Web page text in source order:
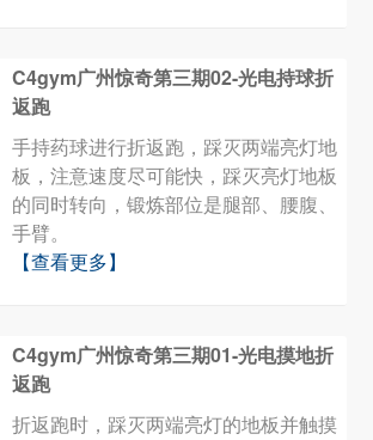
C4gym广州惊奇第三期02-光电持球折
返跑
手持药球进行折返跑，踩灭两端亮灯地
板，注意速度尽可能快，踩灭亮灯地板
的同时转向，锻炼部位是腿部、腰腹、
手臂。
【查看更多】
C4gym广州惊奇第三期01-光电摸地折
返跑
折返跑时，踩灭两端亮灯的地板并触摸